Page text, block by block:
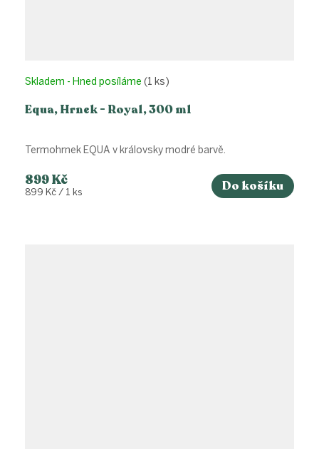
Equa, Hrnek - Royal, 300 ml
Skladem - Hned posíláme (1 ks)
899 Kč
Měrná
899 Kč / 1 ks Do košíku
Termohrnek EQUA v královsky modré barvě.